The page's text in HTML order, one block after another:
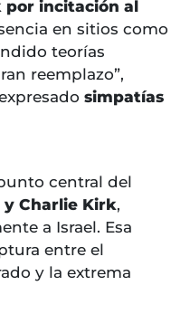
por incitación al
en sitios como
teorías
reemplazo”,
simpatías
central del
Charlie Kirk,
a Israel. Esa
entre el
y la extrema